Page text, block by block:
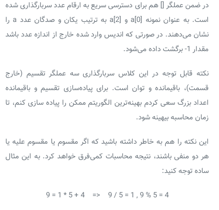
در ضمن عملگر [] هم برای دسترسی سریع به ارقام عدد سربارگذاری شده
است. به عنوان نمونه [a[0 و [a[2 به ترتیب یکان و صدگان عدد a را
نشان می‌دهند. در صورتی که اندیس وارد شده خارج از اندازه عدد باشد
مقدار 1- برگشت داده می‌شود.
نکته قابل توجه در این کلاس سربارگذاری سه عملگر تقسیم (خارج
قسمت)، باقیمانده و توان است. برای پیاده‌سازی تقسیم و باقیمانده
اعداد بزرگ سعی کردم بهینه‌ترین الگوریتم ممکن را پیاده سازی کنم، تا
زمان محاسبه بیهینه شود.
این نکته را هم به خاطر داشته باشید که اگر مقسوم یا مقسوم علیه یا
هر دو منفی باشند، نتیجه محاسبات کمی‌فرق خواهد کرد. به این مثال
ساده توجه کنید:
9 = 1 * 5 + 4 => 9 / 5 = 1 , 9 % 5 = 4